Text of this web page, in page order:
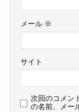
メール ※
サイト
次回のコメン
の名前、メー